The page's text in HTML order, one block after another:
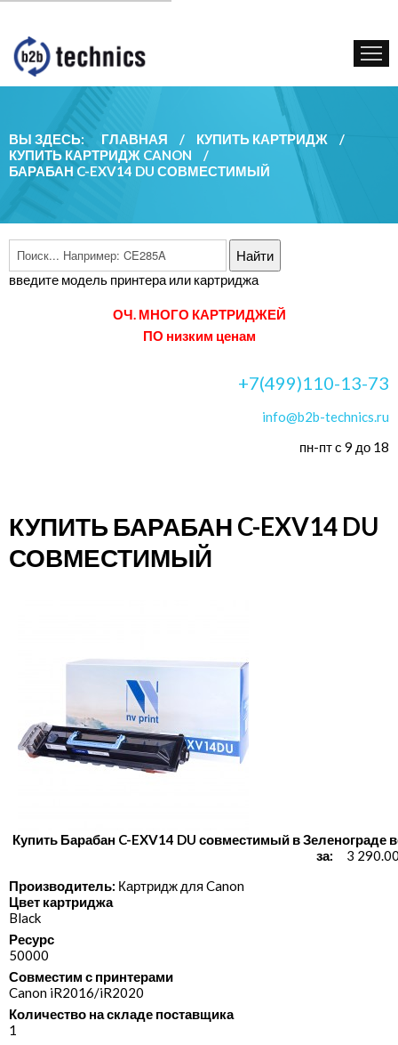
КУПИТЬ КАРТРИДЖ
ГОС. УЧРЕЖДЕНИЯМ
КОНТАКТЫ
ВЫ ЗДЕСЬ: ГЛАВНАЯ / КУПИТЬ КАРТРИДЖ
/
КУПИТЬ КАРТРИДЖ CANON
/
БАРАБАН C-EXV14 DU СОВМЕСТИМЫЙ
введите модель принтера или картриджа
ОЧ. МНОГО КАРТРИДЖЕЙ
ПО низким ценам
+7(499)110-13-73
info@b2b-technics.ru
пн-пт с 9 до 18
КУПИТЬ БАРАБАН C-EXV14 DU
СОВМЕСТИМЫЙ
Купить Барабан C-EXV14 DU совместимый в Зеленограде
за:
3
Производитель: Картридж для Canon
Цвет картриджа
Black
Ресурс
50000
Совместим с принтерами
Canon iR2016/​iR2020
Количество на складе поставщика
1